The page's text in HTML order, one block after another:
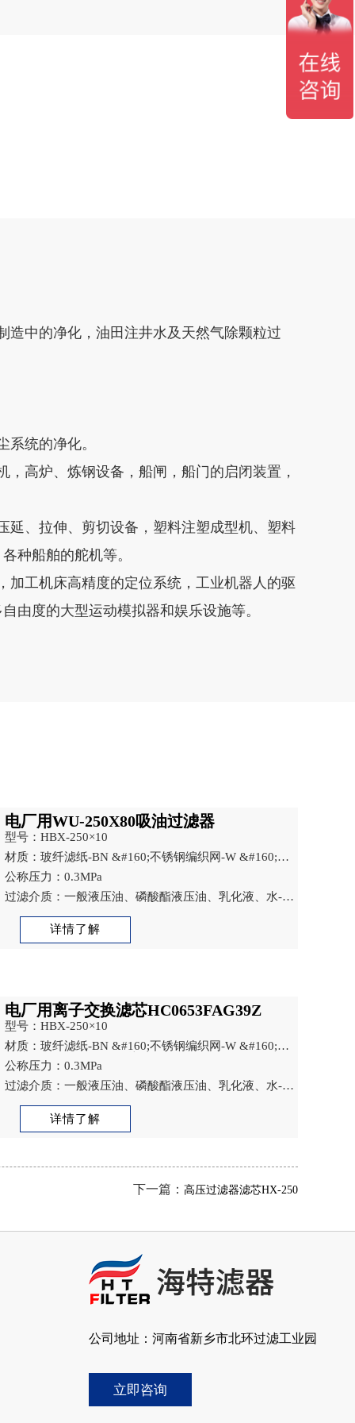
造中的净化，油田注井水及天然气除颗粒过
统的净化。
高炉、炼钢设备，船闸，船门的启闭装置，
延、拉伸、剪切设备，塑料注塑成型机、塑料
种船舶的舵机等。
加工机床高精度的定位系统，工业机器人的驱
由度的大型运动模拟器和娱乐设施等。
电厂用WU-250X80吸油过滤器
型号：HBX-250×10
材质：玻纤滤纸-BN &#160;不锈钢编织网-W &#160;木
浆滤纸-P &#160;不锈钢烧结网-V
公称压力：0.3MPa
过滤介质：一般液压油、磷酸酯液压油、乳化液、水-乙
详情了解
电厂用离子交换滤芯HC0653FAG39Z
型号：HBX-250×10
材质：玻纤滤纸-BN &#160;不锈钢编织网-W &#160;木
浆滤纸-P &#160;不锈钢烧结网-V
公称压力：0.3MPa
过滤介质：一般液压油、磷酸酯液压油、乳化液、水-乙
详情了解
下一篇： 高压过滤器滤芯HX-250
公司地址：河南省新乡市北环过滤工业园
立即咨询